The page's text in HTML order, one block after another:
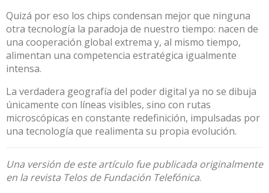
Quizá por eso los chips condensan mejor que ninguna
otra tecnología la paradoja de nuestro tiempo: nacen de
una cooperación global extrema y, al mismo tiempo,
alimentan una competencia estratégica igualmente
intensa.
La verdadera geografía del poder digital ya no se dibuja
únicamente con líneas visibles, sino con rutas
microscópicas en constante redefinición, impulsadas por
una tecnología que realimenta su propia evolución.
Una versión de este artículo fue publicada originalmente
en la revista Telos de Fundación Telefónica.